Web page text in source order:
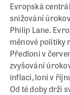
Evropská
snižování
Philip Lane.
měnové politiky
Předloni v
zvyšování
inflaci, loni v
Od té doby drží